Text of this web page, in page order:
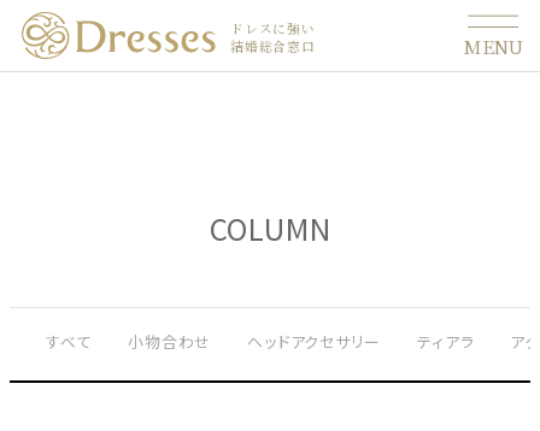
ドレスに強い
結婚総合窓口
MENU
COLUMN
すべて 小物合わせ ヘッドアクセサリー ティアラ ア